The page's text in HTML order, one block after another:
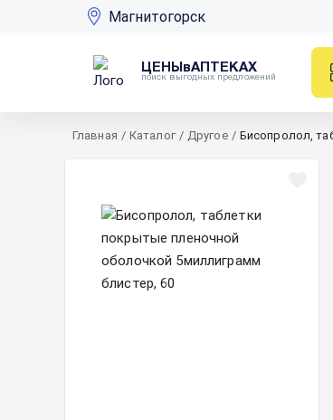
Магнитогорск
ЦЕНЫвАПТЕКАХ
поиск выгодных предложений
Главная / Каталог / Другое / Бисопролол,